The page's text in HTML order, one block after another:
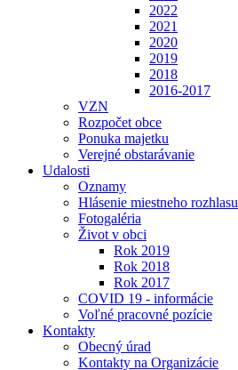
2022
2021
2020
2019
2018
2016-2017
VZN
Rozpočet obce
Ponuka majetku
Verejné obstarávanie
Udalosti
Oznamy
Hlásenie miestneho rozhlasu
Fotogaléria
Život v obci
Rok 2019
Rok 2018
Rok 2017
COVID 19 - informácie
Voľné pracovné pozície
Kontakty
Obecný úrad
Kontakty na Organizácie